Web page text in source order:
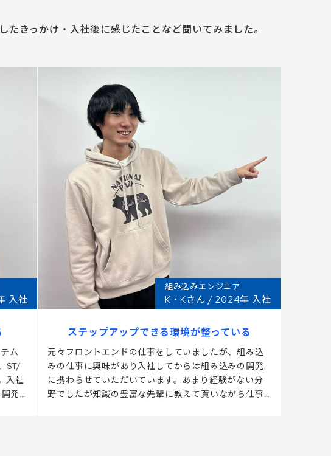
きっかけ・入社後に感じたことなど聞いてみました。
入社
ム
ST/
入社
発
組み込みエンジニア
K・Kさん / 2024年 入社
ステップアップできる環境が整っている
元々フロントエンドの仕事をしていましたが、組み込
みの仕事に興味があり入社してからは組み込みの開発
に携わらせていただいています。あまり経験がない分
野でしたが知識の豊富な先輩に教えて貰いながら仕事